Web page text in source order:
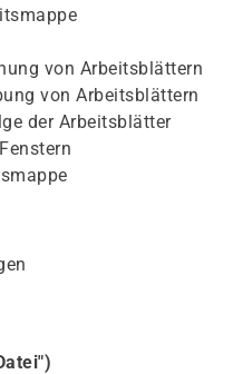
von Arbeitsblättern
von Arbeitsblättern
der Arbeitsblätter